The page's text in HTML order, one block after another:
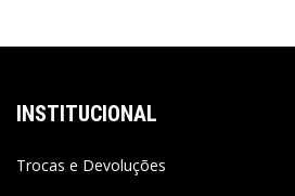
INSTITUCIONAL
Trocas e Devoluções